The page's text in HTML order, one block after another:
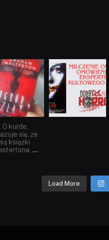
dobryhorror
Sie 23
O kurde,
się, że
są książki
...
dobryhorror
Sie 19
Load More